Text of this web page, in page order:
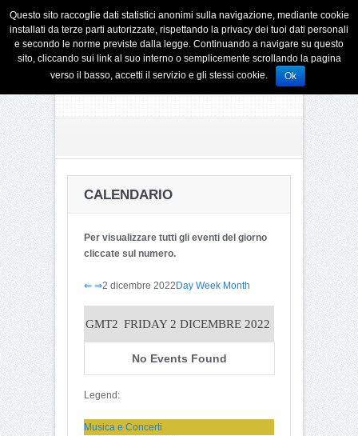
CALENDARIO
Per visualizzare tutti gli eventi del giorno
cliccate sul numero.
⇐ ⇒2 dicembre 2022Day Week Month
GMT2 FRIDAY 2 DICEMBRE 2022
No Events Found
Legend:
Musica e Concerti
Questo sito raccoglie dati statistici anonimi sulla navigazione, mediante cookie
installati da terze parti autorizzate, rispettando la privacy dei tuoi dati personali
e secondo le norme previste dalla legge. Continuando a navigare su questo
sito, cliccando sui link al suo interno o semplicemente scrollando la pagina
verso il basso, accetti il servizio e gli stessi cookie.
Ok